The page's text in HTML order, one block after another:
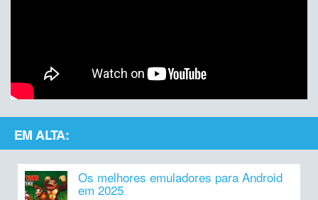
EM ALTA:
Os melhores emuladores para Android
em 2025